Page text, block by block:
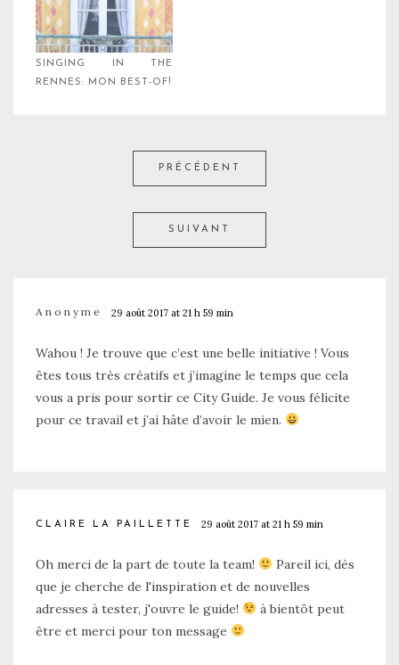
SINGING IN THE
RENNES: MON BEST-OF!
PRÉCÉDENT
SUIVANT
Anonyme 29 août 2017 at 21 h 59 min
Wahou ! Je trouve que c’est une belle initiative ! Vous
êtes tous très créatifs et j’imagine le temps que cela
vous a pris pour sortir ce City Guide. Je vous félicite
pour ce travail et j’ai hâte d’avoir le mien.
CLAIRE LA PAILLETTE 29 août 2017 at 21 h 59 min
Oh merci de la part de toute la team!
Pareil ici, dès
que je cherche de l'inspiration et de nouvelles
adresses à tester, j'ouvre le guide!
à bientôt peut
être et merci pour ton message